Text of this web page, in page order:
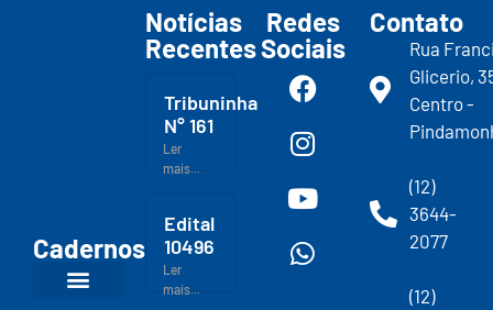
Cadernos
Notícias
Recentes
Tribuninha
N° 161
Ler
mais...
Edital
10496
Ler
mais...
Redes
Sociais
Contato
Rua
Glicerio,
Centro -
(12)
3644-
2077
(12)